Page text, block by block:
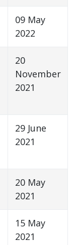
09 May
2022
20
November
2021
29 June
2021
20 May
2021
15 May
2021